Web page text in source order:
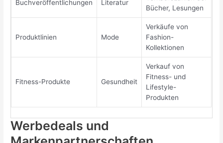
Buchveröffentlichungen Literatur
Bücher, Lesungen
Produktlinien Mode
Verkäufe von
Fashion-
Kollektionen
Fitness-Produkte Gesundheit
Verkauf von
Fitness- und
Lifestyle-
Produkten
Werbedeals und